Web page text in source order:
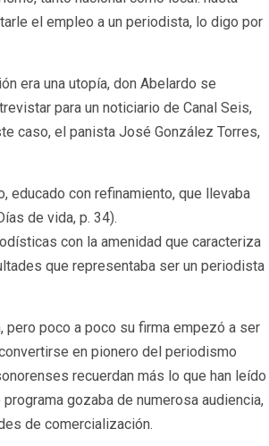
el empleo a un periodista, lo digo por
era una utopía, don Abelardo se
para un noticiario de Canal Seis,
caso, el panista José González Torres,
educado con refinamiento, que llevaba
de vida, p. 34).
con la amenidad que caracteriza
que representaba ser un periodista
pero poco a poco su firma empezó a ser
en pionero del periodismo
recuerdan más lo que han leído
gozaba de numerosa audiencia,
de comercialización.